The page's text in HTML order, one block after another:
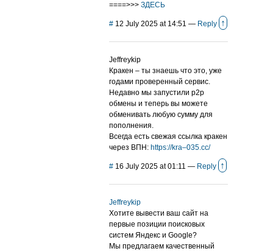
====>>> ЗДЕСЬ
# 12 July 2025 at 14:51 — Reply ↑
Jeffreykip
Кракен – ты знаешь что это, уже
годами проверенный сервис.
Недавно мы запустили p2p
обмены и теперь вы можете
обменивать любую сумму для
пополнения.
Всегда есть свежая ссылка кракен
через ВПН: https://kra–035.cc/
# 16 July 2025 at 01:11 — Reply ↑
Jeffreykip
Хотите вывести ваш сайт на
первые позиции поисковых
систем Яндекс и Google?
Мы предлагаем качественный